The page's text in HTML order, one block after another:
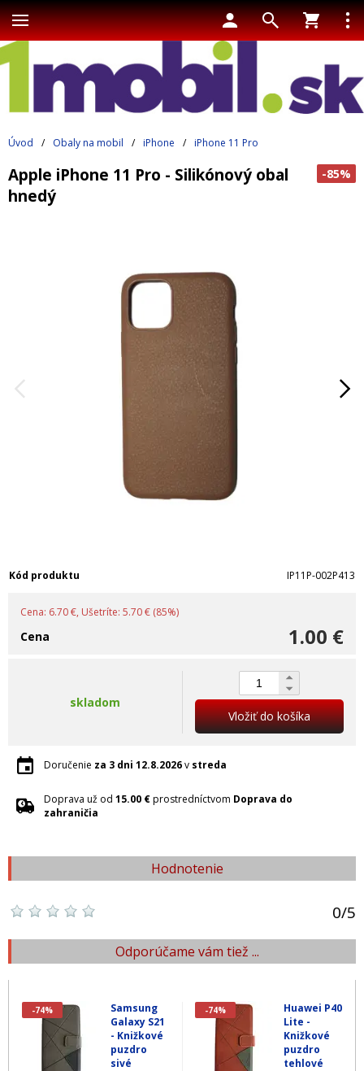
Úvod / Obaly na mobil / iPhone / iPhone 11 Pro
-85%
Apple iPhone 11 Pro - Silikónový obal
hnedý
Kód produktu IP11P-002P413
Cena: 6.70 €, Ušetríte: 5.70 € (85%)
1.00 €
Cena
skladom
Vložiť do košíka
Doručenie za 3 dni 12.8.2026v streda
Doprava už od 15.00 €prostredníctvom Doprava do
zahraničia
Hodnotenie
0/5
Odporúčame vám tiež ...
-74%
Samsung
Galaxy S21
- Knižkové
puzdro
sivé
-74%
Huawei P40
Lite -
Knižkové
puzdro
tehlové